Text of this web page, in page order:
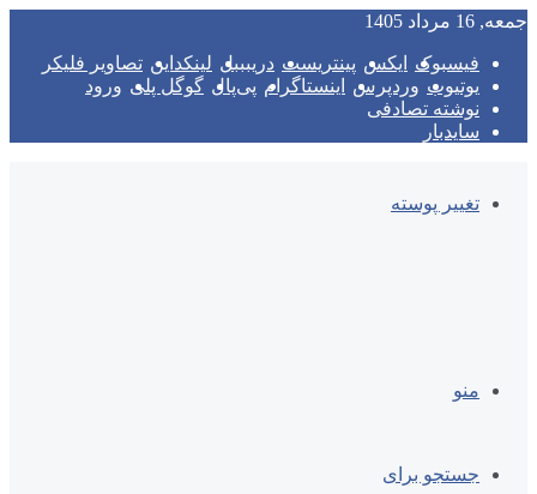
جمعه, 16 مرداد 1405
فیسبوک ایکس پینتریست دریبببل لینکداین تصاویر فلیکر
یوتیوب وردپرس اینستاگرام پی‌پال گوگل پلی
ورود
نوشته تصادفی
سایدبار
تغییر پوسته
منو
جستجو برای